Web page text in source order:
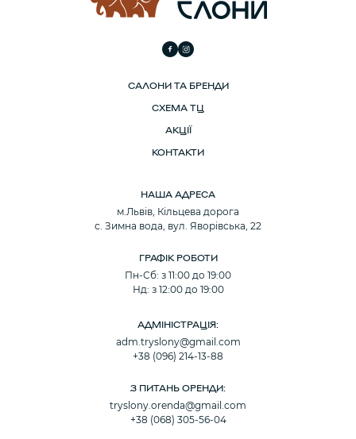
САЛОНИ ТА БРЕНДИ
СХЕМА ТЦ
АКЦІЇ
КОНТАКТИ
НАША АДРЕСА
м.Львів, Кільцева дорога
с. Зимна вода, вул. Яворівська, 22
ГРАФІК РОБОТИ
Пн-Сб: з 11:00 до 19:00
Нд: з 12:00 до 19:00
АДМІНІСТРАЦІЯ:
adm.tryslony@gmail.com
+38 (096) 214-13-88
З ПИТАНЬ ОРЕНДИ:
tryslony.orenda@gmail.com
+38 (068) 305-56-04